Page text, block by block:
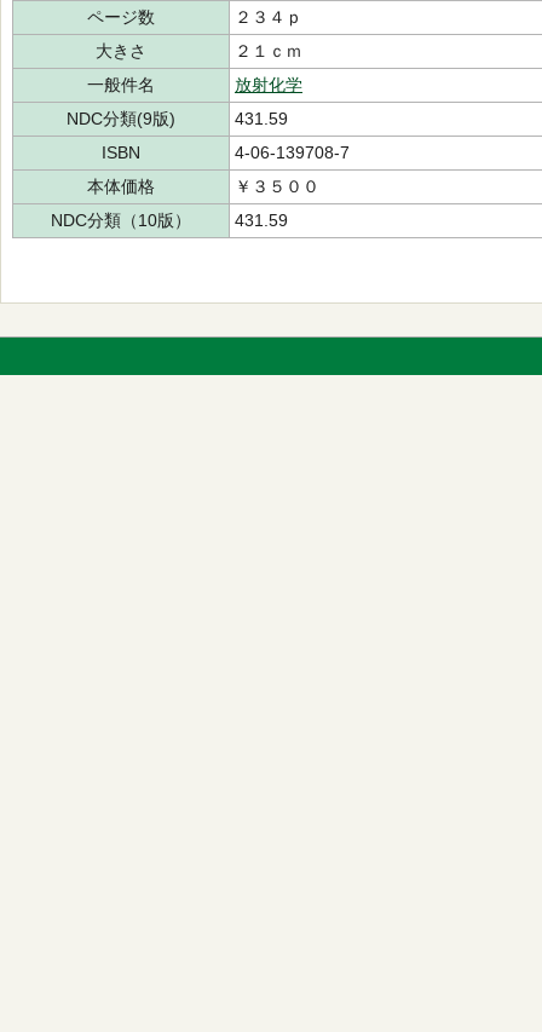
ページ数
２３４ｐ
大きさ
２１ｃｍ
一般件名
放射化学
NDC分類(9版)
431.59
ISBN
4-06-139708-7
本体価格
￥３５００
NDC分類（10版）
431.59